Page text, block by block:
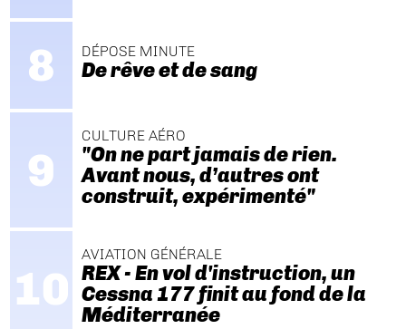
DÉPOSE MINUTE
De rêve et de sang
CULTURE AÉRO
"On ne part jamais de rien.
Avant nous, d’autres ont
construit, expérimenté"
AVIATION GÉNÉRALE
REX - En vol d'instruction, un
Cessna 177 finit au fond de la
Méditerranée